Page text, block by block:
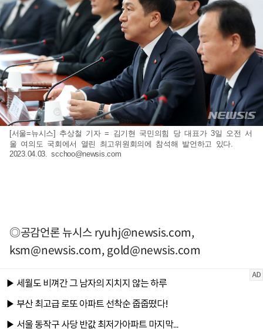
[서울=뉴시스] 추상철 기자 = 김기현 국민의힘 당 대표가 3일 오전 서
울 여의도 국회에서 열린 최고위원회의에 참석해 발언하고 있다.
2023.04.03.scchoo@newsis.com
◎공감언론 뉴시스ryuhj@newsis.com,
ksm@newsis.com,gold@newsis.com